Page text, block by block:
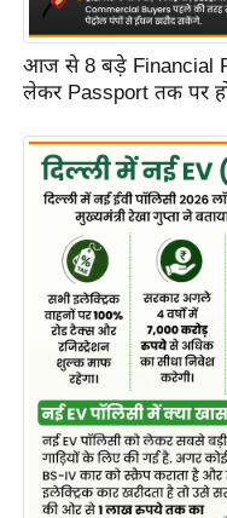
आज से 8 बड़े Financial
लेकर Passport तक पर